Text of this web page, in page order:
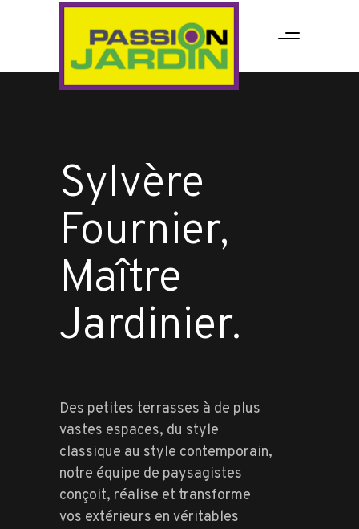
Sylvère
Fournier,
Maître
Jardinier.
Des petites terrasses à de plus
vastes espaces, du style
classique au style contemporain,
notre équipe de paysagistes
conçoit, réalise et transforme
vos extérieurs en véritables